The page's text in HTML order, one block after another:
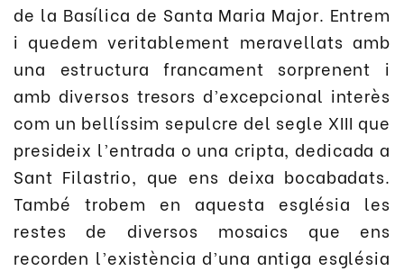
de la Basílica de Santa Maria Major. Entrem
i quedem veritablement meravellats amb
una estructura francament sorprenent i
amb diversos tresors d’excepcional interès
com un bellíssim sepulcre del segle XIII que
presideix l’entrada o una cripta, dedicada a
Sant Filastrio, que ens deixa bocabadats.
També trobem en aquesta església les
restes de diversos mosaics que ens
recorden l’existència d’una antiga església